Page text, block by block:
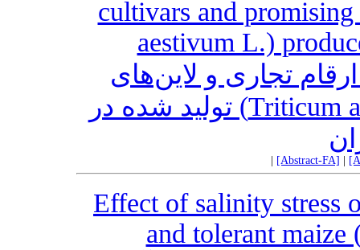
cultivars and
aestivum L.)
تجاری و لاین‌های
امیدبخش گندم نان (.Triticum aestivum L) تولید شده در
[Abstract-FA]
Effect of salinity stress
and tolerant